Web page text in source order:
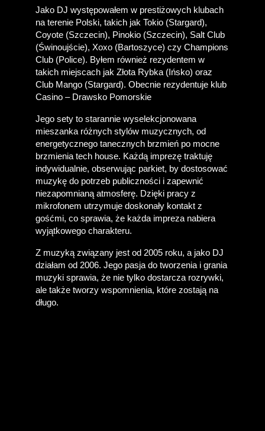
Jako DJ występowałem w prestiżowych klubach
na terenie Polski, takich jak Tokio (Stargard),
Coyote (Szczecin), Pinokio (Szczecin), Salt Club
(Świnoujście), Xoxo (Bartoszyce) czy Champions
Club (Police). Byłem również rezydentem w
takich miejscach jak Złota Rybka (Ińsko) oraz
Club Mango (Stargard). Obecnie rezydentuje klub
Casino – Drawsko Pomorskie
Jego sety to starannie wyselekcjonowana
mieszanka różnych stylów muzycznych, od
energetycznego tanecznych brzmień po mocne
brzmienia tech house. Każdą imprezę traktuję
indywidualnie, obserwując parkiet, by dostosować
muzykę do potrzeb publiczności i zapewnić
niezapomnianą atmosferę. Dzięki pracy z
mikrofonem utrzymuje doskonały kontakt z
gośćmi, co sprawia, że każda impreza nabiera
wyjątkowego charakteru.
Z muzyką związany jest od 2005 roku, a jako DJ
działam od 2006. Jego pasja do tworzenia i grania
muzyki sprawia, że nie tylko dostarcza rozrywki,
ale także tworzy wspomnienia, które zostają na
długo.